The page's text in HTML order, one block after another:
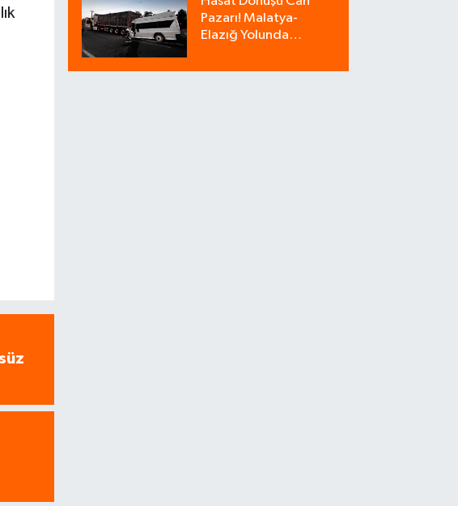
Bozdu!
Pazarı! Malatya-
Elazığ Yolunda
Yaralı